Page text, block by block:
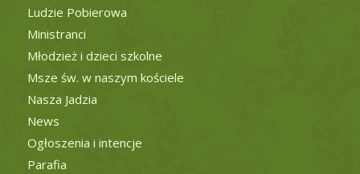
Ludzie Pobierowa
Ministranci
Młodzież i dzieci szkolne
Msze św. w naszym kościele
Nasza Jadzia
News
Ogłoszenia i intencje
Parafia